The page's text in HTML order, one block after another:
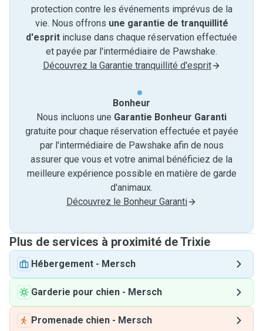
protection contre les événements imprévus de la
vie. Nous offrons une garantie de tranquillité
d'esprit incluse dans chaque réservation effectuée
et payée par l'intermédiaire de Pawshake.
Découvrez la Garantie tranquillité d'esprit
Bonheur
Nous incluons une Garantie Bonheur Garanti
gratuite pour chaque réservation effectuée et payée
par l'intermédiaire de Pawshake afin de nous
assurer que vous et votre animal bénéficiez de la
meilleure expérience possible en matière de garde
d'animaux.
Découvrez le Bonheur Garanti
Plus de services à proximité de Trixie
Hébergement - Mersch
Garderie pour chien - Mersch
Promenade chien - Mersch